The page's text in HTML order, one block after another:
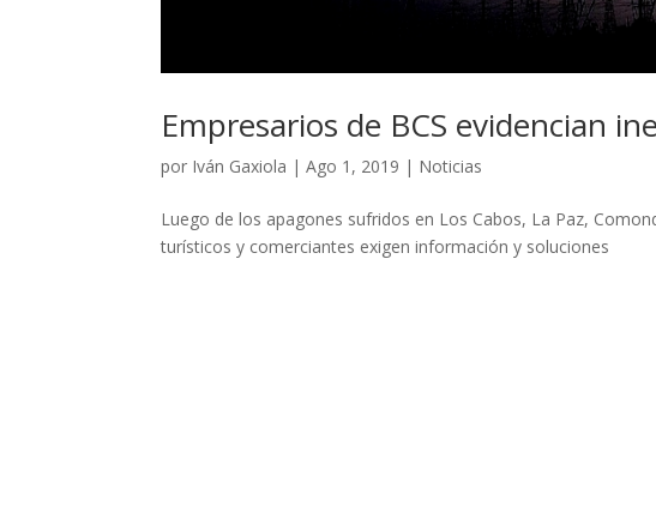
Empresarios de BCS evidencian
por Iván Gaxiola |Ago 1, 2019 | Noticias
Luego de los apagones sufridos en Los Cabos, La Paz,
turísticos y comerciantes exigen información y soluciones